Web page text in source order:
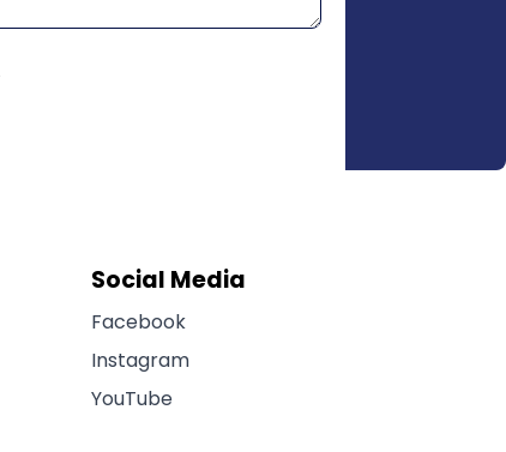
Social Media
Facebook
Instagram
YouTube